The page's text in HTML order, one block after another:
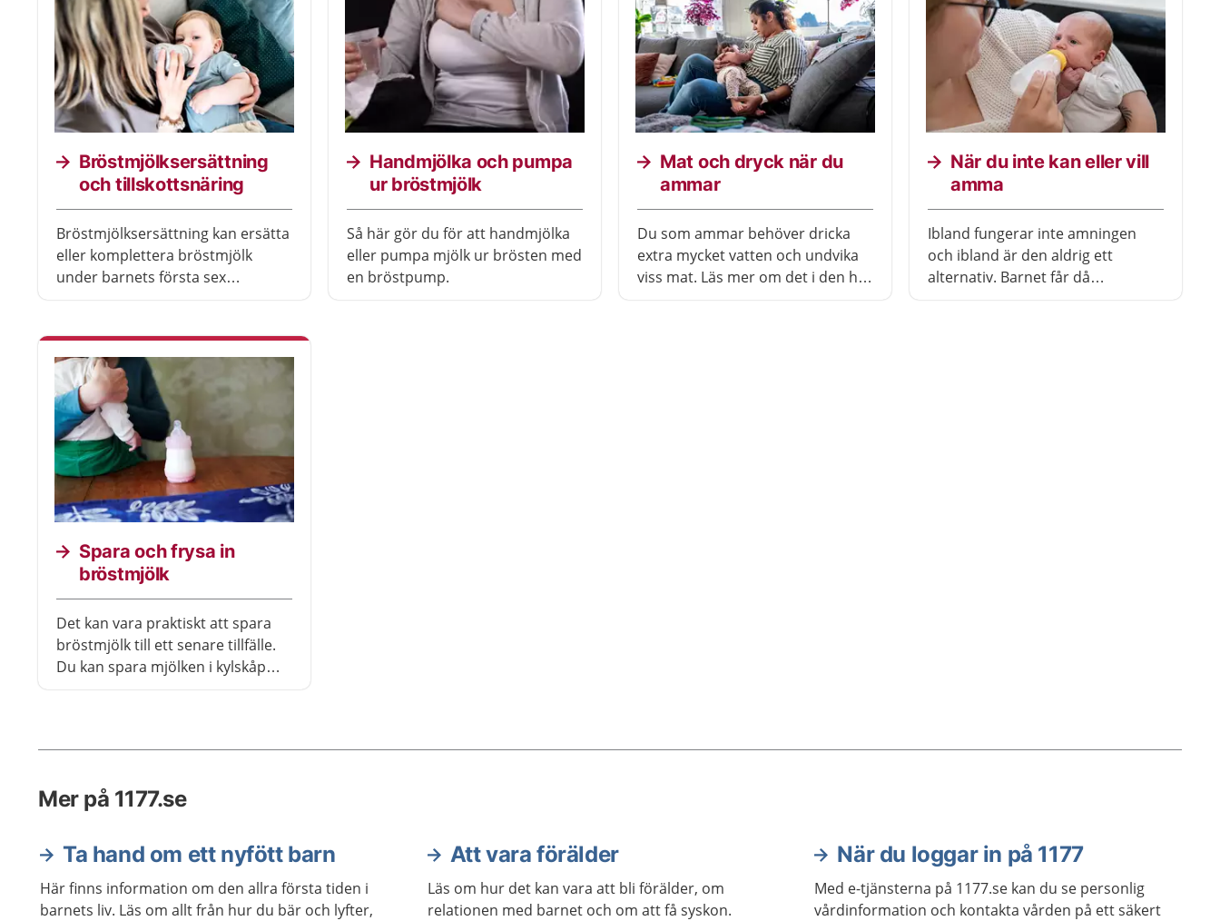
Bröstmjölksersättning
och tillskottsnäring
Bröstmjölksersättning kan ersätta
eller komplettera bröstmjölk
under barnets första sex
månaders ålder kan barnet få
tillskottsnäring som komplement
till vanlig mat.
Handmjölka och pumpa
ur bröstmjölk
Så här gör du för att handmjölka
eller pumpa mjölk ur brösten med
en bröstpump.
Mat och dryck när du
ammar
Du som ammar behöver dricka
extra mycket vatten och undvika
viss mat. Läs mer om det i den här
När du inte kan eller vill
amma
Ibland fungerar inte amningen
och ibland är den aldrig ett
alternativ. Barnet får då
Spara och frysa in
bröstmjölk
Det kan vara praktiskt att spara
bröstmjölk till ett senare tillfälle.
Du kan spara mjölken i kylskåp
bakterier.
Mer på 1177.se
Ta hand om ett nyfött barn
Här finns information om den allra första tiden i
barnets liv. Läs om allt från hur du bär och lyfter,
Att vara förälder
Läs om hur det kan vara att bli förälder, om
relationen med barnet och om att få syskon.
När du loggar in på 1177
Med e-tjänsterna på 1177.se kan du se personlig
vårdinformation och kontakta vården på ett säkert